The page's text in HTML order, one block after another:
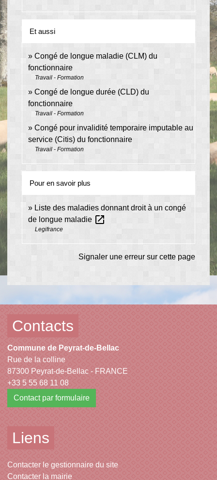
Et aussi
Congé de longue maladie (CLM) du
fonctionnaire
Travail - Formation
Congé de longue durée (CLD) du
fonctionnaire
Travail - Formation
Congé pour invalidité temporaire imputable au
service (Citis) du fonctionnaire
Travail - Formation
Pour en savoir plus
Liste des maladies donnant droit à un congé
de longue maladie open_in_new
Legifrance
Signaler une erreur sur cette page
Contacts
Commune de Peyrat-de-Bellac
Rue de la colline
87300 Peyrat-de-Bellac - FRANCE
+33 5 55 68 11 08
Contact par formulaire
Liens
Contacter le gestionnaire du site
Contacter la mairie